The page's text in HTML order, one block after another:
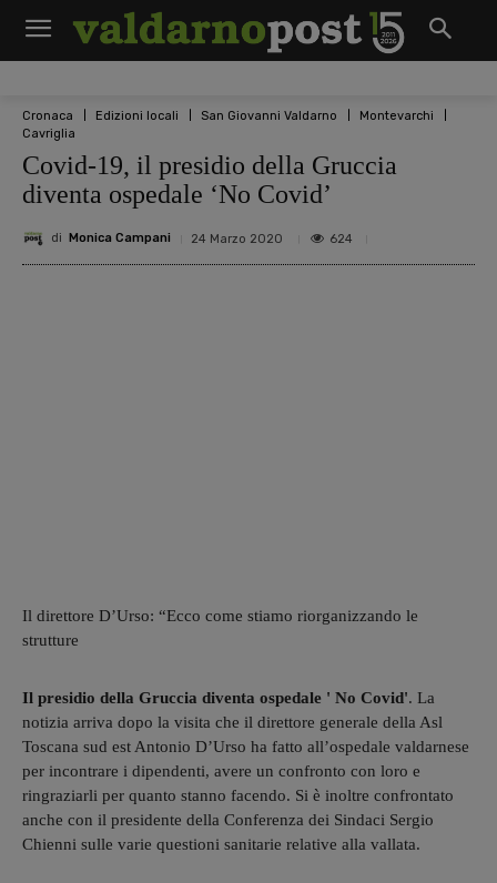
Cronaca Edizioni locali San Giovanni Valdarno
Montevarchi
Cavriglia
Covid-19, il presidio della Gruccia
diventa ospedale ‘No Covid’
di Monica Campani 24 Marzo 2020 624
Il direttore D’Urso: “Ecco come stiamo riorganizzando le
strutture
Il presidio della Gruccia diventa ospedale ' No Covid'. La
notizia arriva dopo la visita che il direttore generale della Asl
Toscana sud est Antonio D’Urso ha fatto all’ospedale valdarnese
per incontrare i dipendenti, avere un confronto con loro e
ringraziarli per quanto stanno facendo. Si è inoltre confrontato
anche con il presidente della Conferenza dei Sindaci Sergio
Chienni sulle varie questioni sanitarie relative alla vallata.